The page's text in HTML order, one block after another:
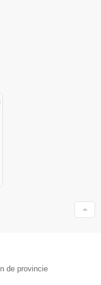
de provincie